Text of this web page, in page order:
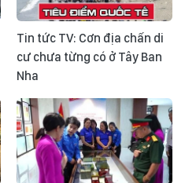
Tin tức TV: Cơn địa chấn di
cư chưa từng có ở Tây Ban
Nha